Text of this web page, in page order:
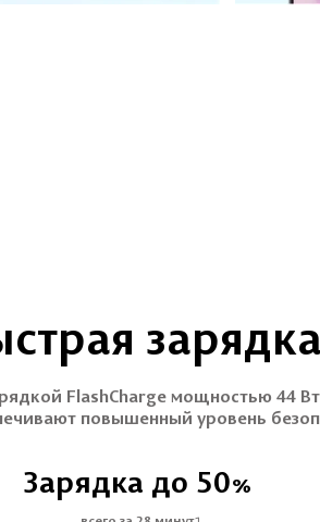
FlashCharge мощностью 44
повышенный уровень
Зарядка до 50%